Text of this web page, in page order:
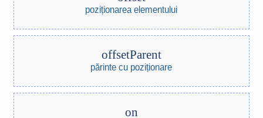
poziționarea elementului
offsetParent
părinte cu poziționare
on